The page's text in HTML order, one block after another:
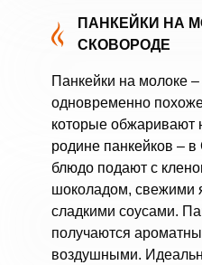
ПАНКЕЙКИ НА
СКОВОРОДЕ
Панкейки на молоке
одновременно
которые обжаривают
родине панкейков –
блюдо подают с
шоколадом, свежими
сладкими соусами.
получаются
воздушными.